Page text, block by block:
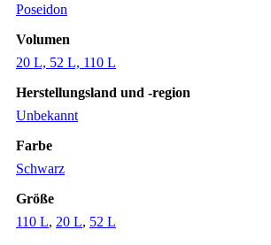
Poseidon
Volumen
20 L, 52 L, 110 L
Herstellungsland und -region
Unbekannt
Farbe
Schwarz
Größe
110 L, 20 L, 52 L